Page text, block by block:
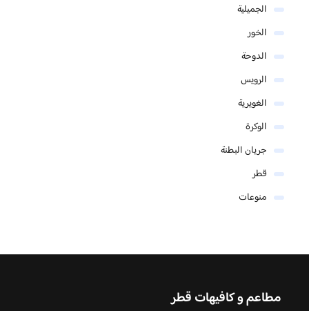
الجميلية
الخور
الدوحة
الرويس
الغويرية
الوكرة
جريان البطنة
قطر
منوعات
مطاعم و كافيهات قطر